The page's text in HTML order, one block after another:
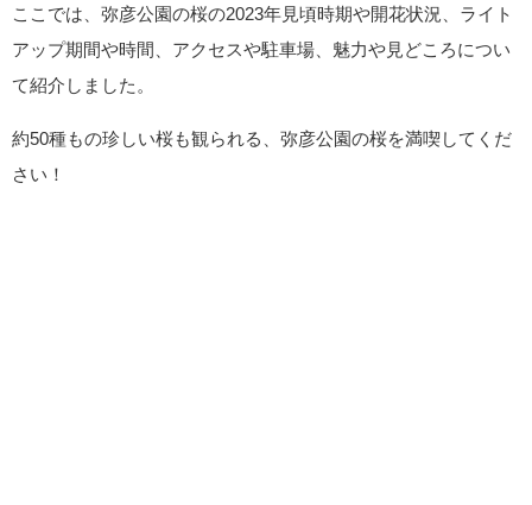
ここでは、弥彦公園の桜の2023年見頃時期や開花状況、ライト
アップ期間や時間、アクセスや駐車場、魅力や見どころについ
て紹介しました。
約50種もの珍しい桜も観られる、弥彦公園の桜を満喫してくだ
さい！